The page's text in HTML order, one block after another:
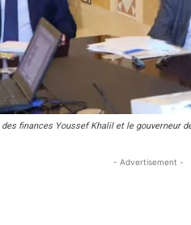
finances Youssef Khalil et le gouverneur
- Advertisement -